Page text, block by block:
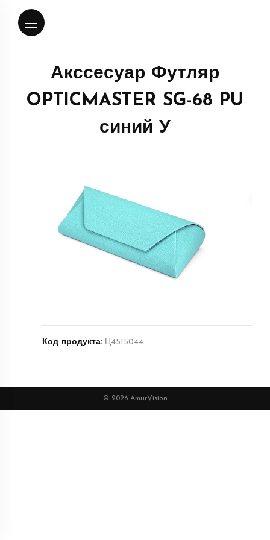
Акссесуар Футляр
OPTICMASTER SG-68 PU
синий У
Код продукта: Ц4515044
© 2026 AmurVision